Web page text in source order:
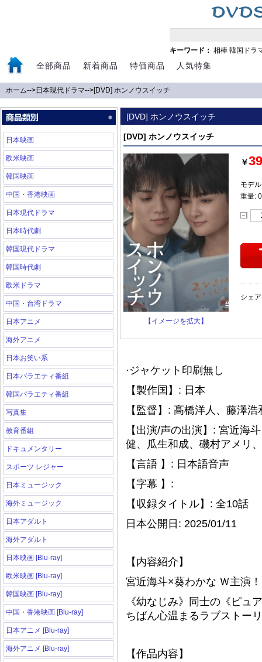
キーワード： 相棒 韓国ドラ
全部商品 新着商品 特価商品 人気特集
ホーム-->日本現代ドラマ-->[DVD] ホンノウスイッチ
日本映画
欧米映画
韓国映画
中国・香港映画
日本現代ドラマ
日本時代劇
韓国現代ドラマ
韓国時代劇
欧米ドラマ
中国・台湾ドラマ
日本アニメ
海外アニメ
日本お笑い系
日本バラエティ番組
韓国バラエティ番組
写真集
教育番組
ドキュメンタリー
スポーツ レジャー
日本ミュージック
海外ミュージック
日本アダルト
海外アダルト
日本映画 [Blu-ray]
欧米映画 [Blu-ray]
韓国映画 [Blu-ray]
中国・香港映画 [Blu-ray]
日本アニメ [Blu-ray]
海外アニメ [Blu-ray]
[DVD] ホンノウスイッチ
[DVD] ホンノウスイッチ
【イメージを拡大】
￥
モデ
重量:
シェ
·ジャケット印刷無し
【製作国】: 日本
【監督】: 髙橋洋人、藤澤浩
【出演/声の出演】: 宮近海
健、瓜生和成、磯村アメリ
【言語 】: 日本語音声
【字幕 】:
【収録タイトル】: 全10話
日本公開日: 2025/01/11
【内容紹介】
宮近海斗×葵わかな Ｗ主演
《幼なじみ》同士の《ピュ
ちばん心温まるラブストー
【作品内容】